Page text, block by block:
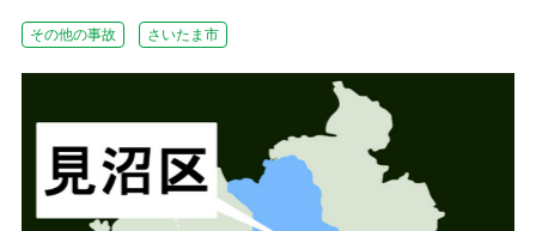
その他の事故 さいたま市